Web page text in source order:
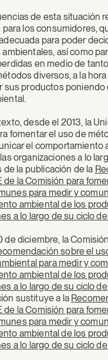
de esta situación
para los consumidores,
para poder
así como
en medio de
diversos, a la
sus productos poniendo
desde el 2013, la
fomentar el uso de
el comportamiento
organizaciones a lo
de la publicación de la
de la Comisión para
para medir y
ambiental de los
a lo largo de su ciclo
de diciembre, la
sobre el
para medir y
ambiental de los
a lo largo de su ciclo
sustituye a la
de la Comisión para
para medir y
ambiental de los
a lo largo de su ciclo